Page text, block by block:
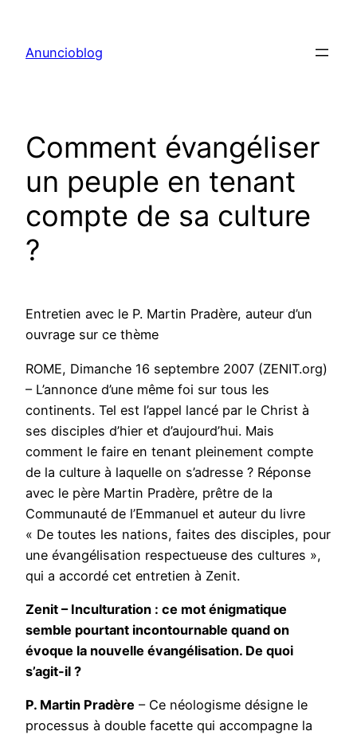
contenu
Anuncioblog
Comment évangéliser
un peuple en tenant
compte de sa culture
?
Entretien avec le P. Martin Pradère, auteur d’un
ouvrage sur ce thème
ROME, Dimanche 16 septembre 2007 (ZENIT.org)
– L’annonce d’une même foi sur tous les
continents. Tel est l’appel lancé par le Christ à
ses disciples d’hier et d’aujourd’hui. Mais
comment le faire en tenant pleinement compte
de la culture à laquelle on s’adresse ? Réponse
avec le père Martin Pradère, prêtre de la
Communauté de l’Emmanuel et auteur du livre
« De toutes les nations, faites des disciples, pour
une évangélisation respectueuse des cultures »,
qui a accordé cet entretien à Zenit.
Zenit – Inculturation : ce mot énigmatique
semble pourtant incontournable quand on
évoque la nouvelle évangélisation. De quoi
s’agit-il ?
P. Martin Pradère – Ce néologisme désigne le
processus à double facette qui accompagne la